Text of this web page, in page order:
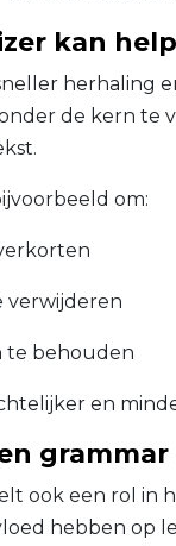
kan
herhaling
de kern te
om:
verwijderen
te behouden
en
ook een rol
hebben op